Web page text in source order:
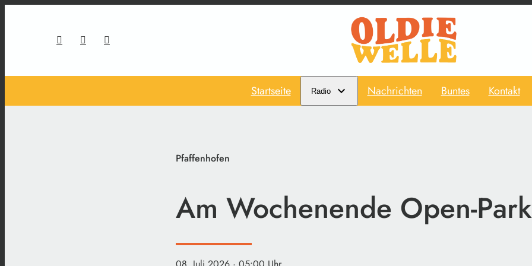
Startseite Radio Nachrichten Buntes Kontakt
Pfaffenhofen
Am Wochenende Open-